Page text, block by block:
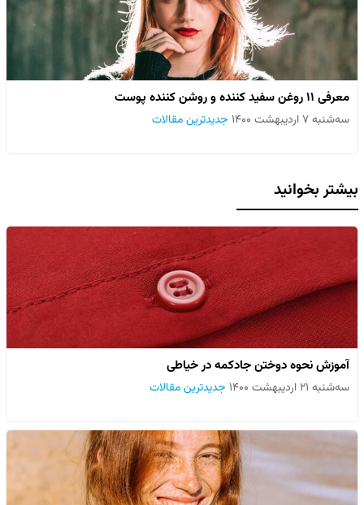
معرفی ۱۱ روغن سفید کننده و روشن کننده پوست
سه‌شنبه ۷ اردیبهشت ۱۴۰۰ جدیدترین مقالات
بیشتر بخوانید
آموزش نحوه دوختن جادکمه در خیاطی
سه‌شنبه ۲۱ اردیبهشت ۱۴۰۰ جدیدترین مقالات